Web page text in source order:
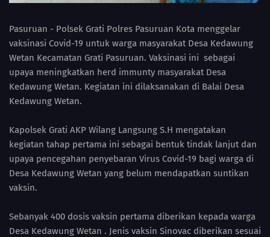
Pasuruan - Polsek Grati Polres Pasuruan Kota menggelar
vaksinasi Covid-19 untuk warga masyarakat Desa Kedawung
Wetan Kecamatan Grati Pasuruan. Vaksinasi ini sebagai
upaya meningkatkan herd immunty masyarakat Desa
Kedawung Wetan. Kegiatan ini dilaksanakan di Balai Desa
Kedawung Wetan.
Kapolsek Grati AKP Wilang Langsung S.H mengatakan
kegiatan tahap pertama ini sebagai bentuk tindak lanjut dan
upaya pencegahan penyebaran Virus Covid-19 bagi warga di
Desa Kedawung Wetan yang belum mendapatkan suntikan
vaksin.
Sebanyak 400 dosis vaksin pertama diberikan kepada warga
Desa Kedawung Wetan . Jenis vaksin Sinovac diberikan sesuai